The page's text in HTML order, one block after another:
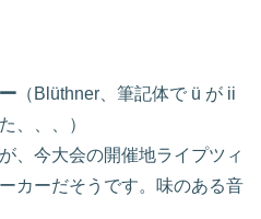
（Blüthner、筆記体で ü が ii
、、、）
、今大会の開催地ライプツィ
カーだそうです。味のある音